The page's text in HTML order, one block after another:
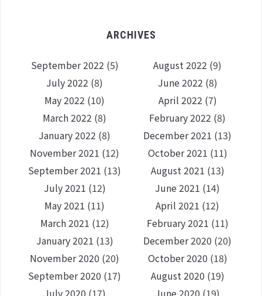
ARCHIVES
September 2022 (5) August 2022 (9)
July 2022 (8) June 2022 (8)
May 2022 (10) April 2022 (7)
March 2022 (8) February 2022 (8)
January 2022 (8) December 2021 (13)
November 2021 (12) October 2021 (11)
September 2021 (13) August 2021 (13)
July 2021 (12) June 2021 (14)
May 2021 (11) April 2021 (12)
March 2021 (12) February 2021 (11)
January 2021 (13) December 2020 (20)
November 2020 (20) October 2020 (18)
September 2020 (17) August 2020 (19)